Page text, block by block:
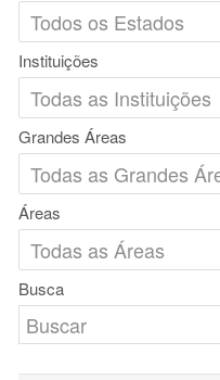
Instituições
Grandes Áreas
Áreas
Busca